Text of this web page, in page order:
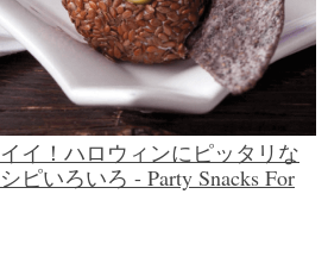
イ！ハロウィンにピッタリな
ピいろいろ - Party Snacks For